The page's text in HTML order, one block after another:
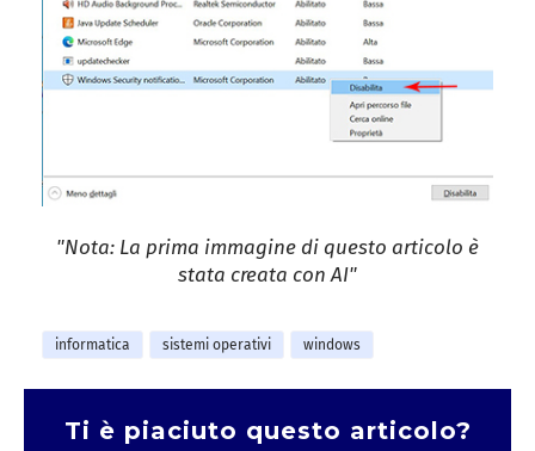
"Nota: La prima immagine di questo articolo è
stata creata con AI"
informatica sistemi operativi windows
Ti è piaciuto questo articolo?